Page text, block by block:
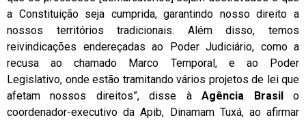
a Constituição seja cumprida, garantindo nosso direito a
nossos territórios tradicionais. Além disso, temos
reivindicações endereçadas ao Poder Judiciário, como a
recusa ao chamado Marco Temporal, e ao Poder
Legislativo, onde estão tramitando vários projetos de lei que
afetam nossos direitos”, disse àAgência Brasilo
coordenador-executivo da Apib, Dinamam Tuxá, ao afirmar